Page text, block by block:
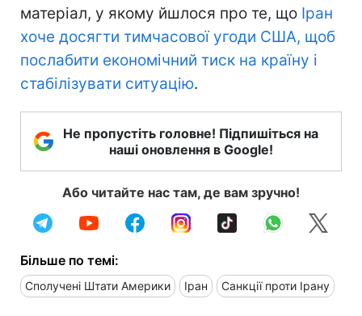
матеріал, у якому йшлося про те, що Іран
хоче досягти тимчасової угоди США, щоб
послабити економічний тиск на країну і
стабілізувати ситуацію.
Не пропустіть головне! Підпишіться на
наші оновлення в Google!
Або читайте нас там, де вам зручно!
Більше по темі:
Сполучені Штати Америки Іран Санкції проти Ірану